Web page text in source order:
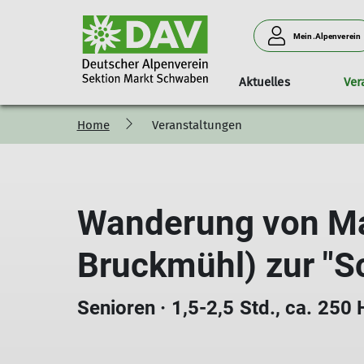
Mein.Alpenverein
Aktuelles
Vorträge
Programm Touren
Anlage & Klettern am Turm
Familiengruppe
Mitglied werden
Unser Verein Unser Team
Home Veranstaltungen
Wanderung von
Bruckmühl) zur
Senioren · 1,5-2,5 Std., ca. 250